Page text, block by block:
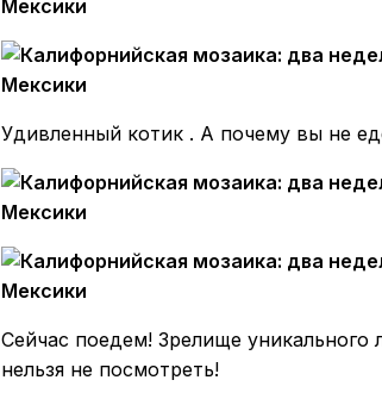
Удивленный котик . А почему вы не
Сейчас поедем! Зрелище
нельзя не посмотреть!